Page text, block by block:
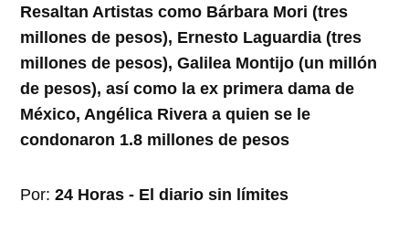
Resaltan Artistas como Bárbara Mori (tres
millones de pesos), Ernesto Laguardia (tres
millones de pesos), Galilea Montijo (un millón
de pesos), así como la ex primera dama de
México, Angélica Rivera a quien se le
condonaron 1.8 millones de pesos
Por:24 Horas - El diario sin límites